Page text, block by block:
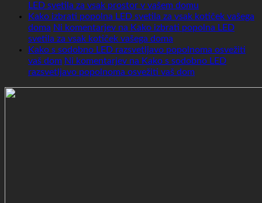
LED svetila za vsak prostor v vašem domu
Kako izbrati popolna LED svetila za vsak kotiček vašega
doma Ni komentarjev na Kako izbrati popolna LED
svetila za vsak kotiček vašega doma
Kako s sodobno LED razsvetljavo popolnoma osvežiti
vaš dom Ni komentarjev na Kako s sodobno LED
razsvetljavo popolnoma osvežiti vaš dom